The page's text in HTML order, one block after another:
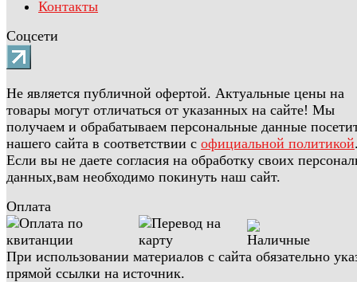
Контакты
Соцсети
Не является публичной офертой. Актуальные цены на
товары могут отличаться от указанных на сайте! Мы
получаем и обрабатываем персональные данные
нашего сайта в соответствии с официальной политикой
Если вы не даете согласия на обработку своих
данных,вам необходимо покинуть наш сайт.
Оплата
При использовании материалов с сайта обязательно
прямой ссылки на источник.